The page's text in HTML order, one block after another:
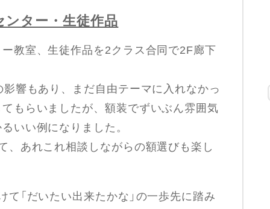
ター・生徒作品
教室、生徒作品を2クラス合同で2F廊下
響もあり、まだ自由テーマに入れなかっ
もらいましたが、額装でずいぶん雰囲気
いい例になりました。
、あれこれ相談しながらの額選びも楽し
「だいたい出来たかな」の一歩先に踏み